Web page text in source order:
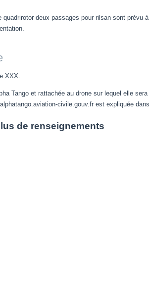
quadrirotor deux passages pour rilsan sont
XXX.
Tango et rattachée au drone sur lequel elle
civile.gouv.fr est expliquée
de renseignements